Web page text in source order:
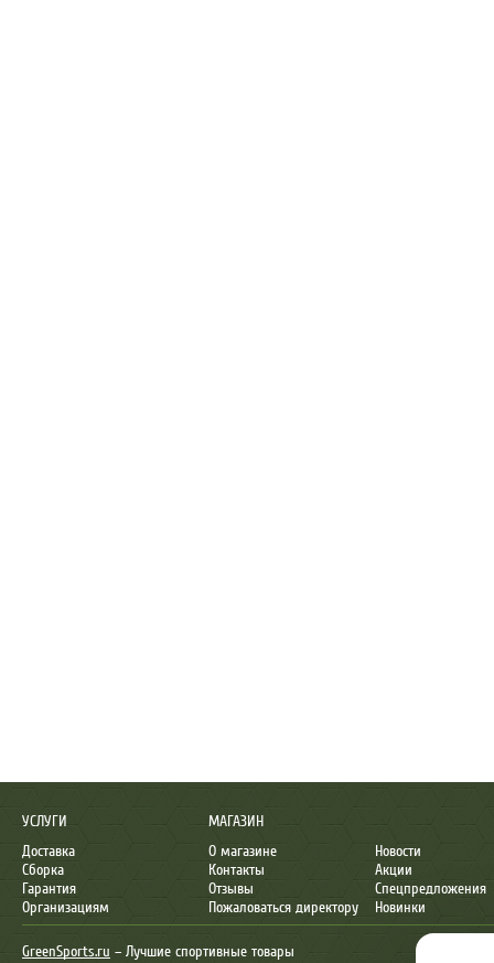
УСЛУГИ
Доставка
Сборка
Гарантия
Организациям
МАГАЗИН
О магазине
Контакты
Отзывы
Пожаловаться директору
Новости
Акции
Спецпредложения
Новинки
GreenSports.ru – Лучшие спортивные товары